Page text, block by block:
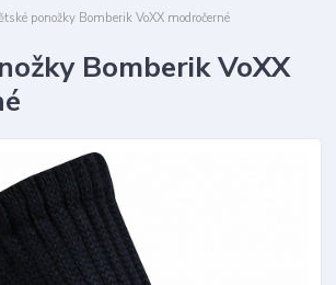
ponožky Bomberik VoXX modročerné
Bomberik VoXX